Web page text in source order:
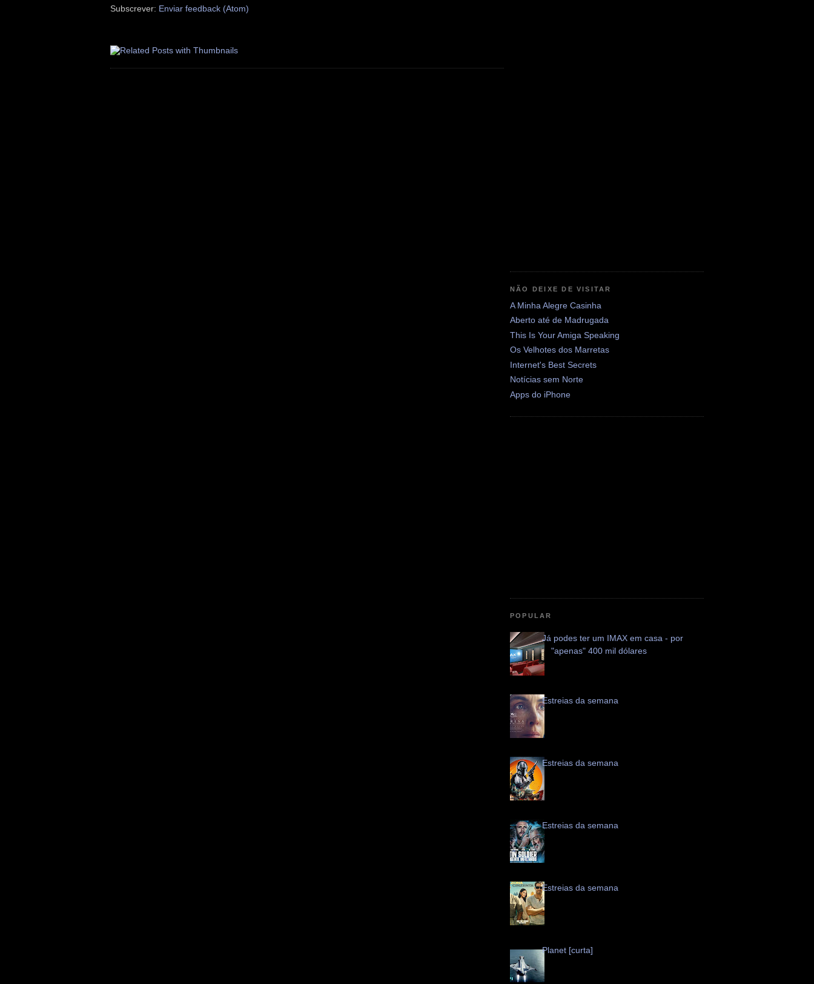
Subscrever: Enviar feedback (Atom)
NÃO DEIXE DE VISITAR
A Minha Alegre Casinha
Aberto até de Madrugada
This Is Your Amiga Speaking
Os Velhotes dos Marretas
Internet's Best Secrets
Notícias sem Norte
Apps do iPhone
POPULAR
Já podes ter um IMAX em casa - por
"apenas" 400 mil dólares
Estreias da semana
Estreias da semana
Estreias da semana
Estreias da semana
Planet [curta]